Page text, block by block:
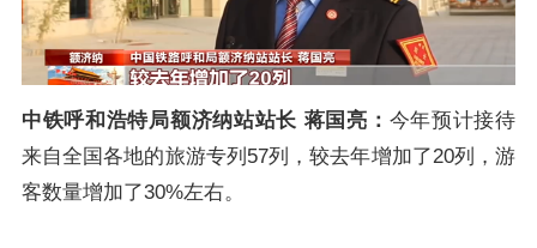
中铁呼和浩特局额济纳站站长 蒋国亮： 今年预计接待
来自全国各地的旅游专列57列，较去年增加了20列，游
客数量增加了30%左右。